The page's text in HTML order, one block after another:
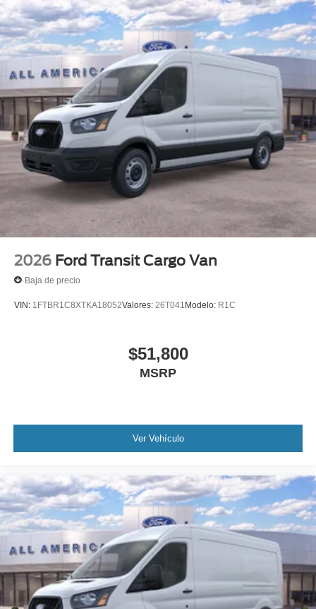
2026 Ford Transit Cargo Van
Baja de precio
VIN: 1FTBR1C8XTKA18052Valores: 26T041Modelo: R1C
$51,800
MSRP
Ver Vehículo